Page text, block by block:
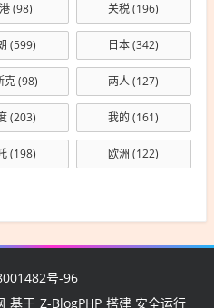
(98) 关税(196)
(599) 日本(342)
克(98) 两人(127)
(203) 我的 (161)
(198) 欧洲 (122)
号-96
基于 Z-BlogPHP 搭建 安全运行